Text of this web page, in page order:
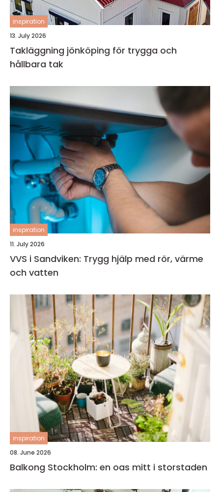
inspiration
13. July 2026
Takläggning jönköping för trygga och
hållbara tak
inspiration
11. July 2026
VVS i Sandviken: Trygg hjälp med rör, värme
och vatten
inspiration
08. June 2026
Balkong Stockholm: en oas mitt i storstaden